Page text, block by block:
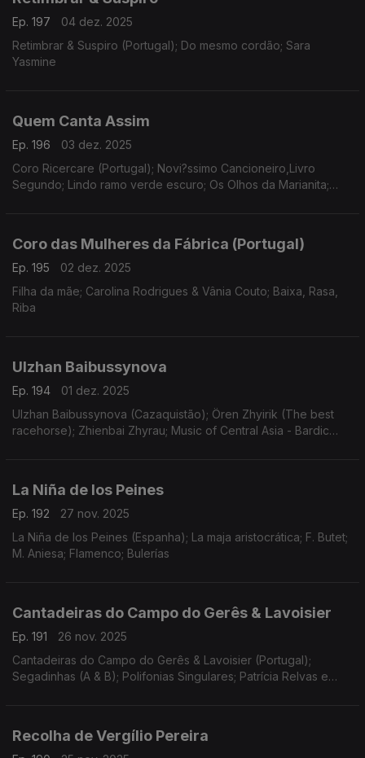
Ep. 197
04 dez. 2025
Retimbrar & Suspiro (Portugal); Do mesmo cordão; Sara
Yasmine
Quem Canta Assim
Ep. 196
03 dez. 2025
Coro Ricercare (Portugal); Novi?ssimo Cancioneiro,Livro
Segundo; Lindo ramo verde escuro; Os Olhos da Marianita;
Coro das Mulheres da Fábrica (Portugal)
Ep. 195
02 dez. 2025
Filha da mãe; Carolina Rodrigues & Vânia Couto; Baixa, Rasa,
Riba
Ulzhan Baibussynova
Ep. 194
01 dez. 2025
Ulzhan Baibussynova (Cazaquistão); Ören Zhyirik (The best
racehorse); Zhienbai Zhyrau; Music of Central Asia - Bardic
La Niña de los Peines
Ep. 192
27 nov. 2025
La Niña de los Peines (Espanha); La maja aristocrática; F. Butet;
M. Aniesa; Flamenco; Bulerías
Cantadeiras do Campo do Gerês & Lavoisier
Ep. 191
26 nov. 2025
Cantadeiras do Campo do Gerês & Lavoisier (Portugal);
Segadinhas (A & B); Polifonias Singulares; Patrícia Relvas e
Recolha de Vergílio Pereira